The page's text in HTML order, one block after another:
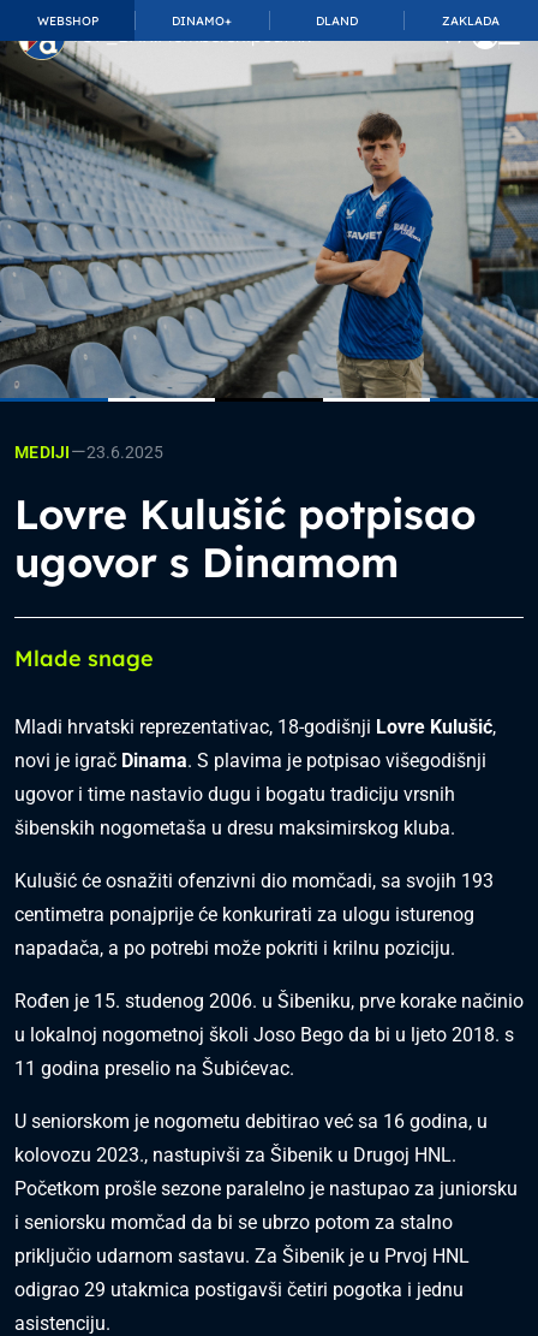
WEBSHOP DINAMO+ DLAND ZAKLADA
TOP_BAR.MembershipSuffix
MEDIJI—23.6.2025
Lovre Kulušić potpisao
ugovor s Dinamom
Mlade snage
Mladi hrvatski reprezentativac, 18-godišnji Lovre Kulušić,
novi je igrač Dinama. S plavima je potpisao višegodišnji
ugovor i time nastavio dugu i bogatu tradiciju vrsnih
šibenskih nogometaša u dresu maksimirskog kluba.
Kulušić će osnažiti ofenzivni dio momčadi, sa svojih 193
centimetra ponajprije će konkurirati za ulogu isturenog
napadača, a po potrebi može pokriti i krilnu poziciju.
Rođen je 15. studenog 2006. u Šibeniku, prve korake načinio
u lokalnoj nogometnoj školi Joso Bego da bi u ljeto 2018. s
11 godina preselio na Šubićevac.
U seniorskom je nogometu debitirao već sa 16 godina, u
kolovozu 2023., nastupivši za Šibenik u Drugoj HNL.
Početkom prošle sezone paralelno je nastupao za juniorsku
i seniorsku momčad da bi se ubrzo potom za stalno
priključio udarnom sastavu. Za Šibenik je u Prvoj HNL
odigrao 29 utakmica postigavši četiri pogotka i jednu
asistenciju.